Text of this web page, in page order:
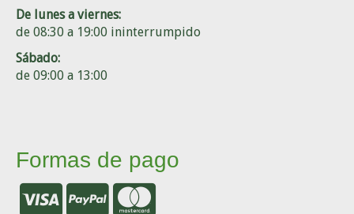
De lunes a viernes:
de 08:30 a 19:00 ininterrumpido
Sábado:
de 09:00 a 13:00
Formas de pago